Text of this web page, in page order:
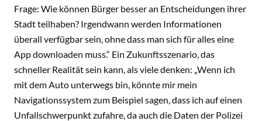
Frage: Wie können Bürger besser an Entscheidungen ihrer
Stadt teilhaben? Irgendwann werden Informationen
überall verfügbar sein, ohne dass man sich für alles eine
App downloaden muss.“ Ein Zukunftsszenario, das
schneller Realität sein kann, als viele denken: „Wenn ich
mit dem Auto unterwegs bin, könnte mir mein
Navigationssystem zum Beispiel sagen, dass ich auf einen
Unfallschwerpunkt zufahre, da auch die Daten der Polizei